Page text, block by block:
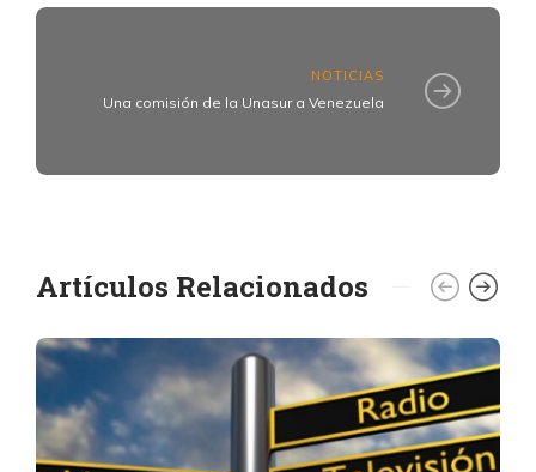
NOTICIAS
Una comisión de la Unasur a Venezuela
Artículos Relacionados